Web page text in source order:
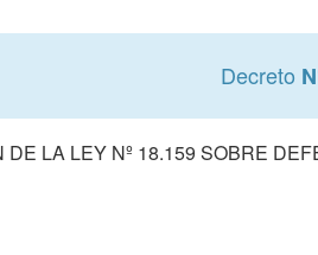
Decreto
DE LA LEY Nº 18.159 SOBRE